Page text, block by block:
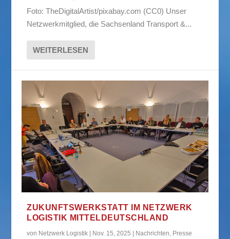
Foto: TheDigitalArtist/pixabay.com (CC0) Unser
Netzwerkmitglied, die Sachsenland Transport &...
WEITERLESEN
ZUKUNFTSWERKSTATT IM NETZWERK
LOGISTIK MITTELDEUTSCHLAND
von Netzwerk Logistik Nov. 15, 2025 Nachrichten, Presse